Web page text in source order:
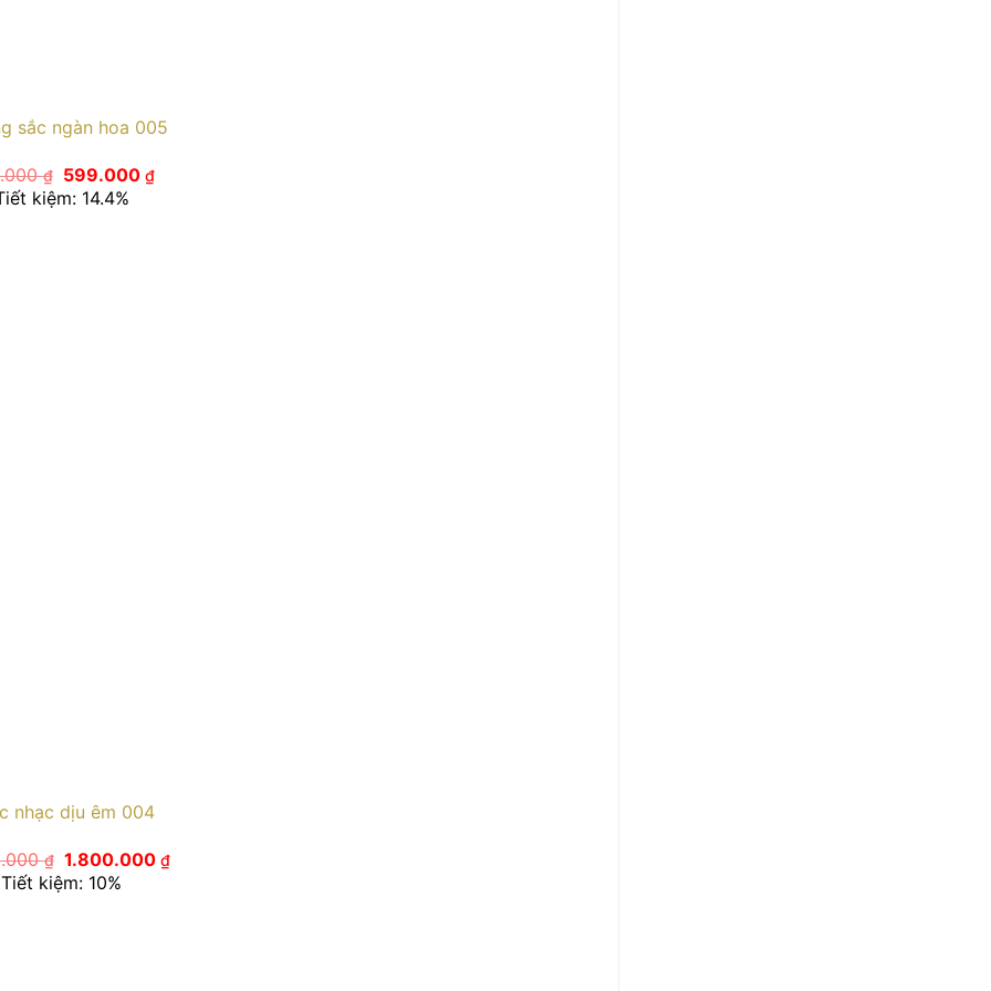
sắc ngàn hoa 005
₫
Giá
gốc
là:
599.000₫Giá
kiệm: 14.4%
nhạc dịu êm 004
₫ Giá
gốc
là:
1.800.000₫Giá
Tiết kiệm: 10%